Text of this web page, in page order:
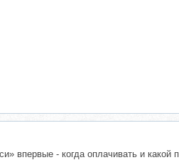
впервые - когда оплачивать и какой